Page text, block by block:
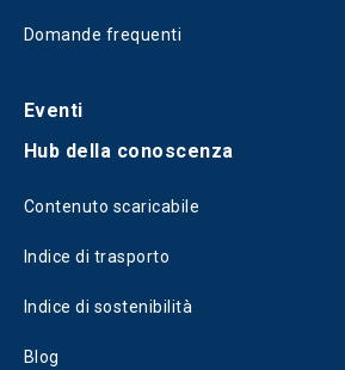
Domande frequenti
Eventi
Hub della conoscenza
Contenuto scaricabile
Indice di trasporto
Indice di sostenibilità
Blog